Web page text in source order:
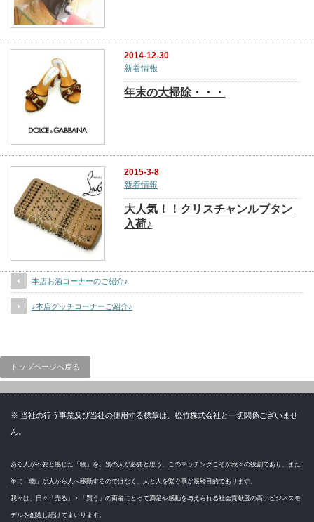
2014-12-30
新着情報
年末の大掃除・・・
2015-3-8
新着情報
大人気！！クリスチャンルブタン
入荷♪
本店お酒コーナーのご紹介♪
♪本店グッチコーナーご紹介♪
トップページへ戻る
※ 当社の行う事業及び当社の使用する標章は、松竹株式会社と一切関係ございませ
ん。
ある人が不要と感じた「物」を、別の人が必要と思う。このマッチングこそが我々の役割であり、また
単に「物」が人から人へ移動するのではなく、人と人を繋ぐ事が最終目的であります。
我々は、日々「売る」・「買う」の両者にとって満足や感動を与えられる社会貢献度の高いビジネスモ
デルを創造し続けてまいります。